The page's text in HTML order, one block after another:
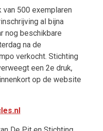
500 exemplaren
al bijna
nog beschikbare
na de
verkocht. Stichting
een 2e druk,
op de website